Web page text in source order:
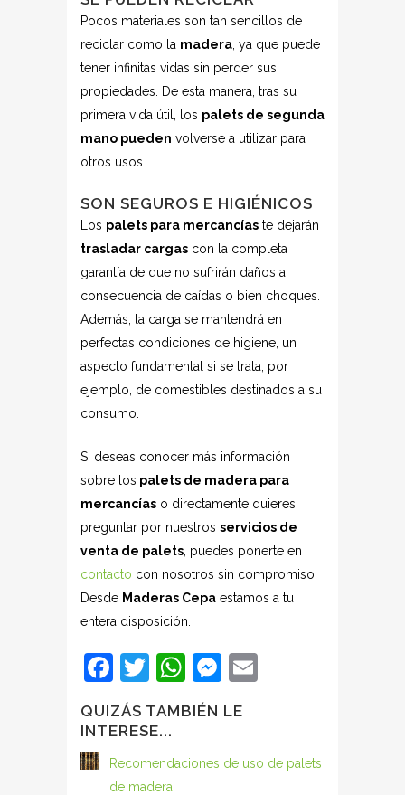
Pocos materiales son tan sencillos de
reciclar como la madera , ya que puede
tener infinitas vidas sin perder sus
propiedades. De esta manera, tras su
primera vida útil, los palets de segunda
mano pueden volverse a utilizar para
otros usos.
SON SEGUROS E HIGIÉNICOS
Los palets para mercancías te dejarán
trasladar cargas con la completa
garantía de que no sufrirán daños a
consecuencia de caídas o bien choques.
Además, la carga se mantendrá en
perfectas condiciones de higiene, un
aspecto fundamental si se trata, por
ejemplo, de comestibles destinados a su
consumo.
Si deseas conocer más información
sobre los palets de madera para
mercancías o directamente quieres
preguntar por nuestros servicios de
venta de palets , puedes ponerte en
contacto con nosotros sin compromiso.
Desde Maderas Cepa estamos a tu
entera disposición.
Facebook
Twitter
WhatsApp
Messenger
QUIZÁS TAMBIÉN LE
INTERESE...
Recomendaciones de uso de palets
de madera